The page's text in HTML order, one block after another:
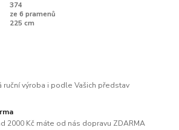
374
ze 6 pramenů
225 cm
ruční výroba i podle Vašich představ
2000 Kč máte od nás dopravu ZDARMA